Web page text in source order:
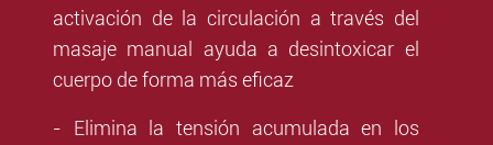
activación de la circulación a través del
masaje manual ayuda a desintoxicar el
cuerpo de forma más eficaz
- Elimina la tensión acumulada en los